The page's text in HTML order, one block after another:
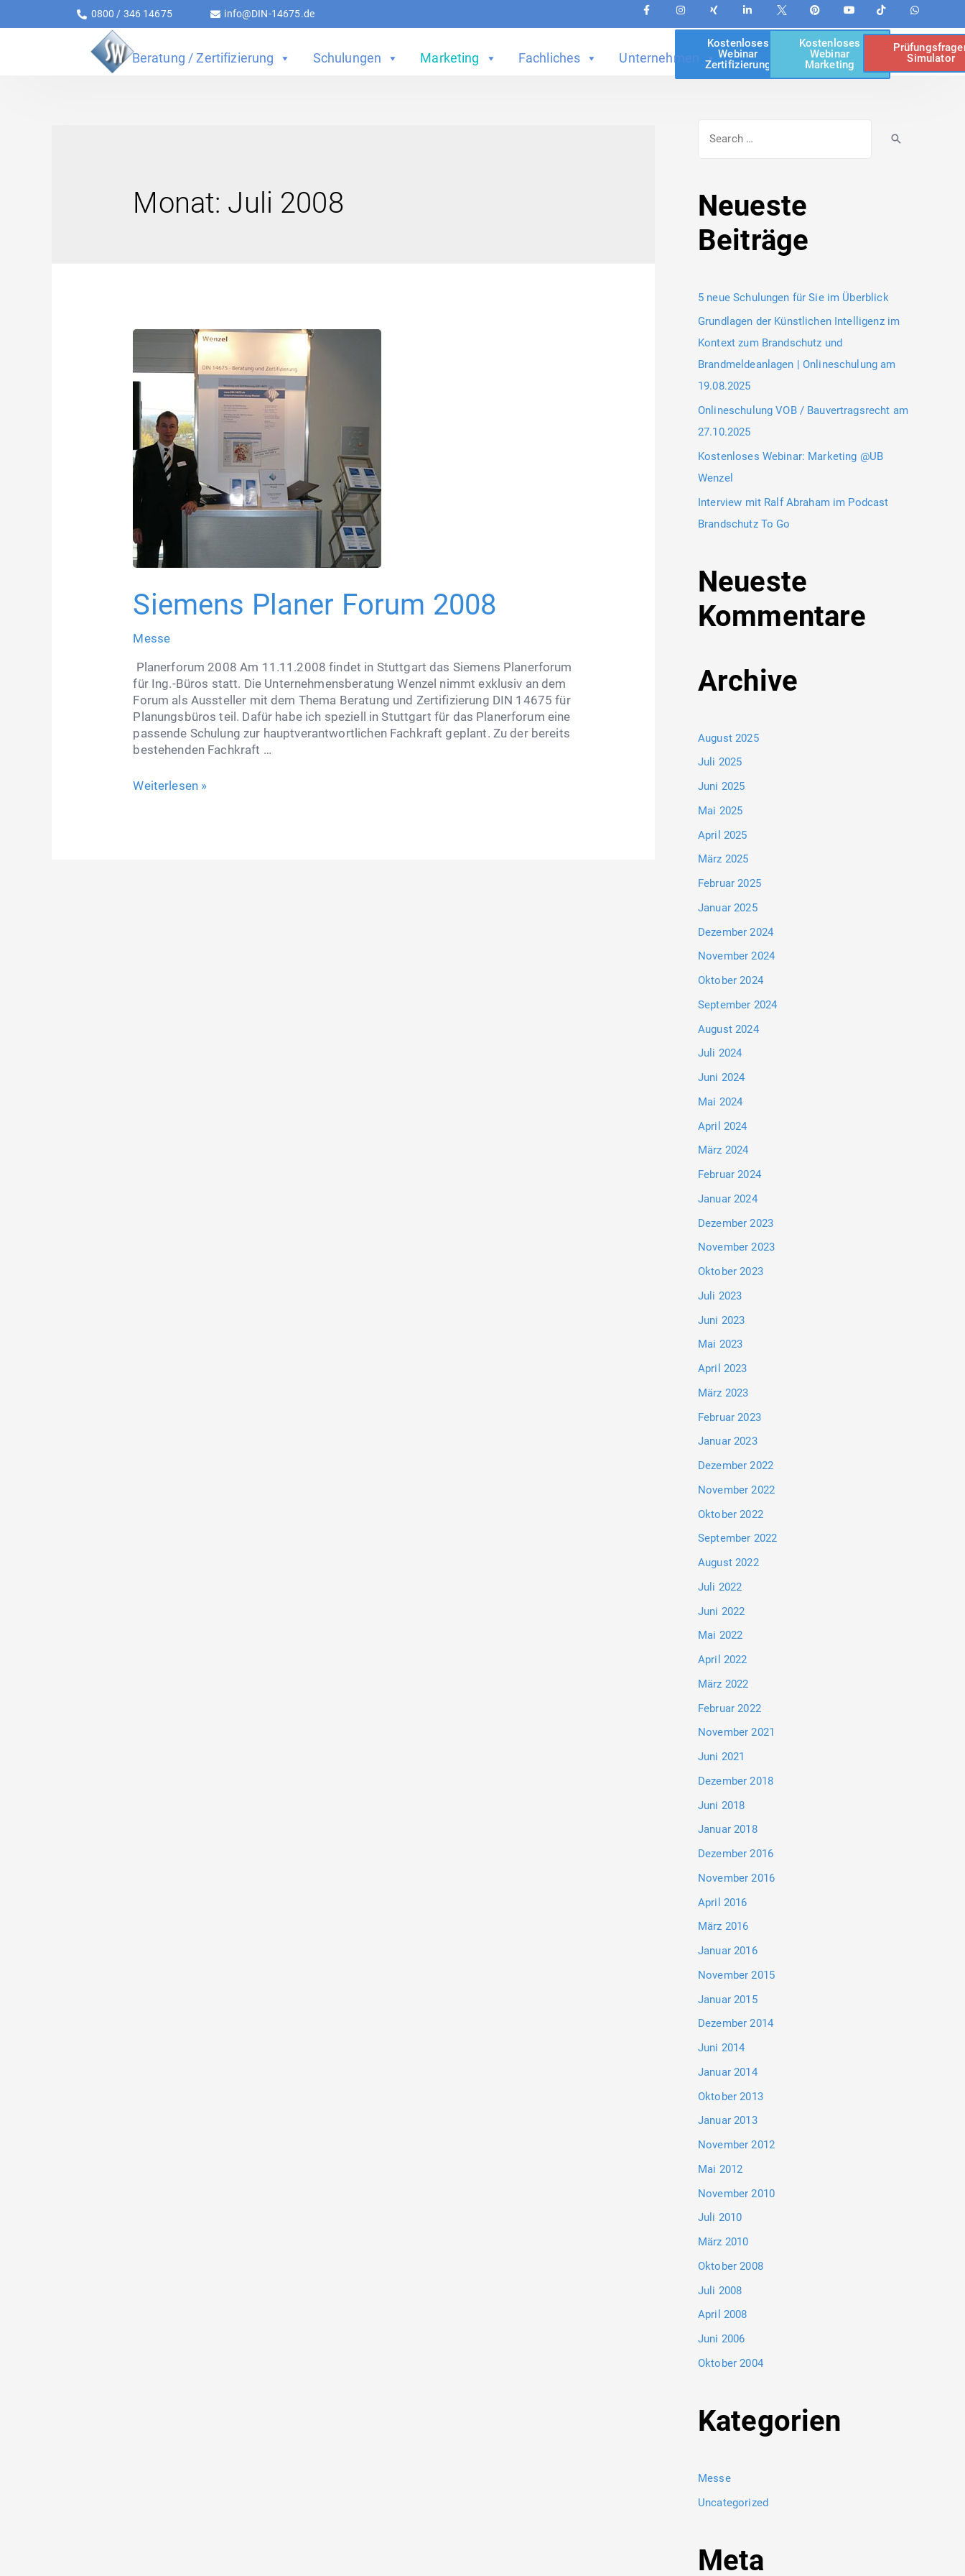
0800 / 346 14675 info@DIN-14675.de
Beratung / Zertifizierung Schulungen Marketing Fachliches Unternehmen
Kostenloses
Webinar
Zertifizierung
Kostenloses
Webinar
Marketing
Simulator
Monat: Juli 2008
Siemens Planer Forum 2008
Messe
Planerforum 2008 Am 11.11.2008 findet in Stuttgart das Siemens Planerforum
für Ing.-Büros statt. Die Unternehmensberatung Wenzel nimmt exklusiv an dem
Forum als Aussteller mit dem Thema Beratung und Zertifizierung DIN 14675 für
Planungsbüros teil. Dafür habe ich speziell in Stuttgart für das Planerforum eine
passende Schulung zur hauptverantwortlichen Fachkraft geplant. Zu der bereits
bestehenden Fachkraft …
Weiterlesen »
Neueste
Beiträge
5 neue Schulungen für Sie im Überblick
Grundlagen der Künstlichen Intelligenz im
Kontext zum Brandschutz und
Brandmeldeanlagen | Onlineschulung am
19.08.2025
Onlineschulung VOB / Bauvertragsrecht am
27.10.2025
Kostenloses Webinar: Marketing @UB
Wenzel
Interview mit Ralf Abraham im Podcast
Brandschutz To Go
Neueste
Kommentare
Archive
August 2025
Juli 2025
Juni 2025
Mai 2025
April 2025
März 2025
Februar 2025
Januar 2025
Dezember 2024
November 2024
Oktober 2024
September 2024
August 2024
Juli 2024
Juni 2024
Mai 2024
April 2024
März 2024
Februar 2024
Januar 2024
Dezember 2023
November 2023
Oktober 2023
Juli 2023
Juni 2023
Mai 2023
April 2023
März 2023
Februar 2023
Januar 2023
Dezember 2022
November 2022
Oktober 2022
September 2022
August 2022
Juli 2022
Juni 2022
Mai 2022
April 2022
März 2022
Februar 2022
November 2021
Juni 2021
Dezember 2018
Juni 2018
Januar 2018
Dezember 2016
November 2016
April 2016
März 2016
Januar 2016
November 2015
Januar 2015
Dezember 2014
Juni 2014
Januar 2014
Oktober 2013
Januar 2013
November 2012
Mai 2012
November 2010
Juli 2010
März 2010
Oktober 2008
Juli 2008
April 2008
Juni 2006
Oktober 2004
Kategorien
Messe
Uncategorized
Meta